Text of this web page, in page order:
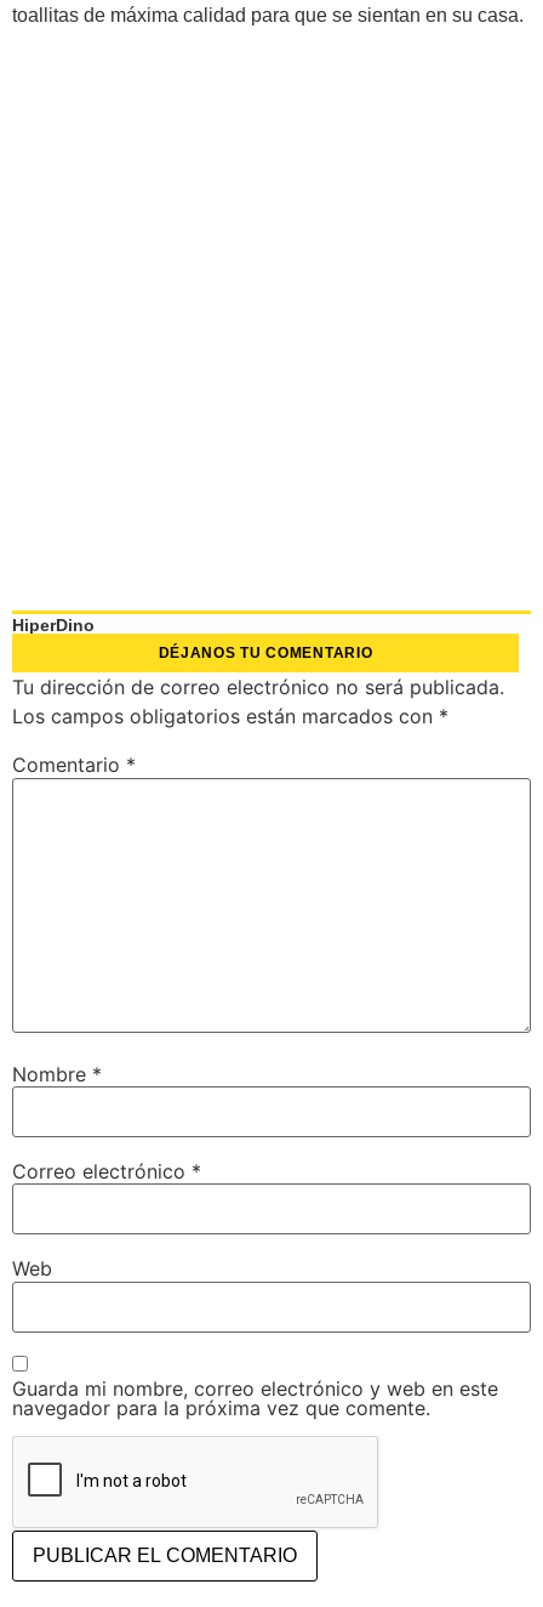
toallitas de máxima calidad para que se sientan en su casa.
HiperDino
DÉJANOS TU COMENTARIO
Tu dirección de correo electrónico no será publicada.
Los campos obligatorios están marcados con *
Comentario *
Nombre *
Correo electrónico *
Web
Guarda mi nombre, correo electrónico y web en este
navegador para la próxima vez que comente.